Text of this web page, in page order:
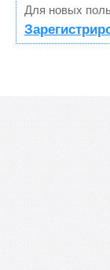
Для новых